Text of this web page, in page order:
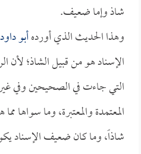
شاذ وإما ضعيف.
وهذا الحديث الذي أوردهأبو داود
الإسناد هو من قبيل الشاذ؛ لأن
التي جاءت في الصحيحين وفي
المعتمدة والمعتبرة، وما سواها
شاذاً، وما كان ضعيف الإسناد